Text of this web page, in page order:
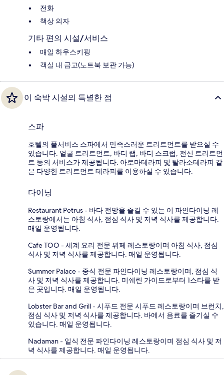
전화
책상 의자
기타 편의 시설/서비스
매일 하우스키핑
객실 내 금고(노트북 보관 가능)
이 숙박 시설의 특별한 점
스파
호텔의 풀서비스 스파에서 만족스러운 트리트먼트를 받으실 수
있습니다. 얼굴 트리트먼트, 바디 랩, 바디 스크럽, 전신 트리트먼
트 등의 서비스가 제공됩니다. 아로마테라피 및 탈라소테라피 같
은 다양한 트리트먼트 테라피를 이용하실 수 있습니다.
다이닝
Restaurant Petrus - 바다 전망을 즐길 수 있는 이 파인다이닝 레
스토랑에서는 아침 식사, 점심 식사 및 저녁 식사를 제공합니다.
매일 운영됩니다.
Cafe TOO - 세계 요리 전문 뷔페 레스토랑이며 아침 식사, 점심
식사 및 저녁 식사를 제공합니다. 매일 운영됩니다.
Summer Palace - 중식 전문 파인다이닝 레스토랑이며, 점심 식
사 및 저녁 식사를 제공합니다. 미쉐린 가이드로부터 1스타를 받
은 곳입니다. 매일 운영됩니다.
Lobster Bar and Grill - 시푸드 전문 시푸드 레스토랑이며 브런치,
점심 식사 및 저녁 식사를 제공합니다. 바에서 음료를 즐기실 수
있습니다. 매일 운영됩니다.
Nadaman - 일식 전문 파인다이닝 레스토랑이며 점심 식사 및 저
녁 식사를 제공합니다. 매일 운영됩니다.